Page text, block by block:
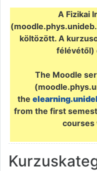
A Fizikai
(
költözött. A
félévétől)
The Moodle
the
from the first
courses